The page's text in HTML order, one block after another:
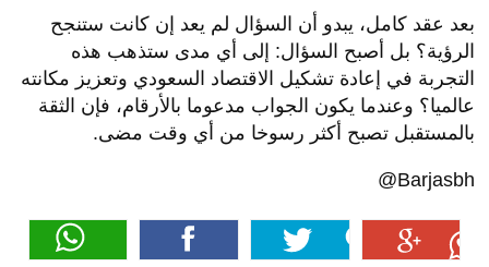
بعد عقد كامل، يبدو أن السؤال لم يعد إن كانت ستنجح
الرؤية؟ بل أصبح السؤال: إلى أي مدى ستذهب هذه
التجربة في إعادة تشكيل الاقتصاد السعودي وتعزيز مكانته
عالميا؟ وعندما يكون الجواب مدعوما بالأرقام، فإن الثقة
بالمستقبل تصبح أكثر رسوخا من أي وقت مضى.
Barjasbh@